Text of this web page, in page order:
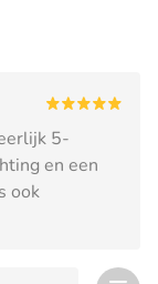
5-
en een
ook